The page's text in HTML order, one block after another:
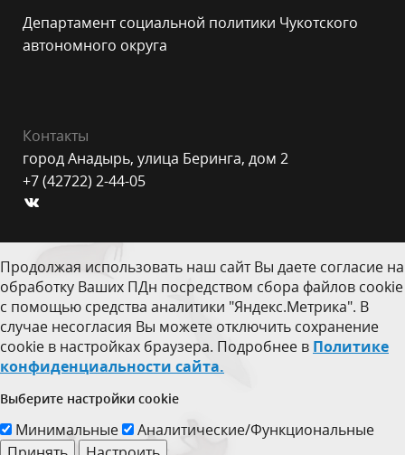
Департамент социальной политики Чукотского
автономного округа
Контакты
город Анадырь, улица Беринга, дом 2
+7 (42722) 2-44-05
Продолжая использовать наш сайт Вы даете согласие на
обработку Ваших ПДн посредством сбора файлов cookie
с помощью средства аналитики "Яндекс.Метрика". В
случае несогласия Вы можете отключить сохранение
cookie в настройках браузера. Подробнее в Политике
конфиденциальности сайта.
Выберите настройки cookie
Минимальные
Аналитические/Функциональные